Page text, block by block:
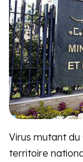
Virus mutant du
territoire